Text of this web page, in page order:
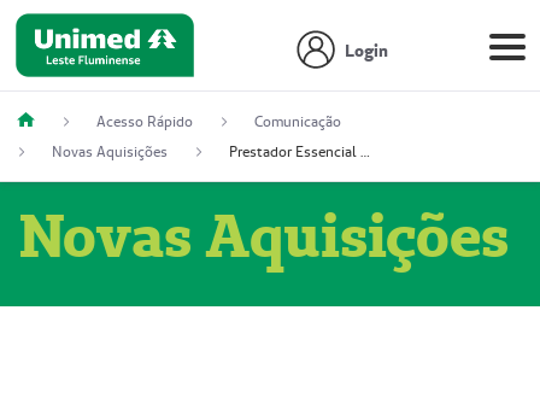
Login
Acesso Rápido
Comunicação
Novas Aquisições
Prestador Essencial Gestão em Saúde Ereli (51004354-7)
Novas Aquisições